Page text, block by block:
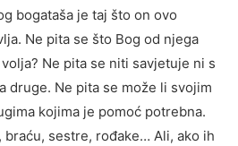
bogataša je taj što on ovo
Ne pita se što Bog od njega
Ne pita se niti savjetuje ni s
druge. Ne pita se može li svojim
kojima je pomoć potrebna.
braću, sestre, rođake… Ali, ako ih